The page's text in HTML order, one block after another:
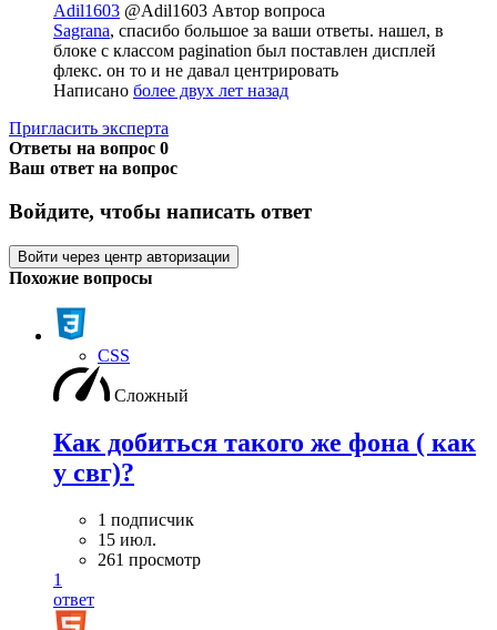
Adil1603 @Adil1603 Автор вопроса
Sagrana, спасибо большое за ваши ответы. нашел, в
блоке с классом pagination был поставлен дисплей
флекс. он то и не давал центрировать
Написано более двух лет назад
Пригласить эксперта
Ответы на вопрос 0
Ваш ответ на вопрос
Войдите, чтобы написать ответ
Войти через центр авторизации
Похожие вопросы
CSS
Сложный
Как добиться такого же фона ( как
у свг)?
1 подписчик
15 июл.
261 просмотр
1
ответ